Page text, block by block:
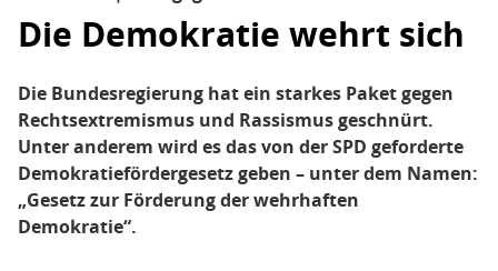
Die Demokratie wehrt sich
Die Bundesregierung hat ein starkes Paket gegen
Rechtsextremismus und Rassismus geschnürt.
Unter anderem wird es das von der SPD geforderte
Demokratiefördergesetz geben – unter dem Namen:
„Gesetz zur Förderung der wehrhaften
Demokratie“.